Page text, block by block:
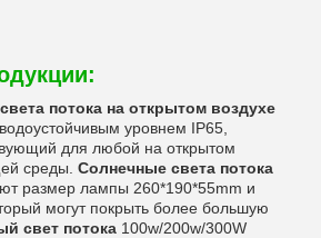
потока на открытом воздухе
уровнем IP65,
для любой на открытом
среды. Солнечные света потока
размер лампы 260*190*55mm и
могут покрыть более большую
свет потока 100w/200w/300W